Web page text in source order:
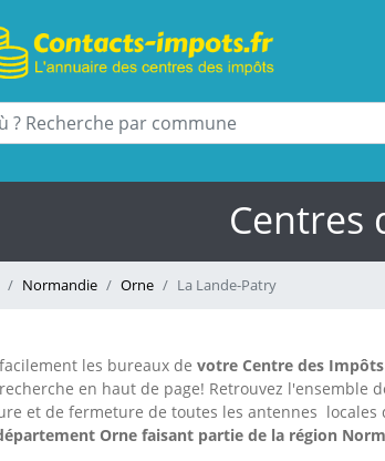
Centres
Normandie Orne La Lande-Patry
les bureaux de votre Centre des
en haut de page! Retrouvez l'ensemble
et de fermeture de toutes les antennes locales
Orne faisant partie de la région